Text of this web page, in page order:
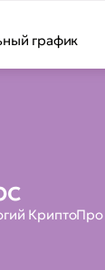
NGate"
график
КриптоПро